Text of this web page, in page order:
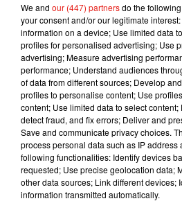
Musique
7 août 2026
Julien Lieb
dans son
7 août 2026
Madonna sort
Sensation »
We and our (447) partnersdo the
your consent and/or our legitimate
information on a device; Use limited data
profiles for personalised advertising; Use
advertising; Measure advertising
performance; Understand audiences
of data from different sources; Develop
profiles to personalise content; Use
content; Use limited data to select
detect fraud, and fix errors; Deliver and
Save and communicate privacy choices.
process personal data such as IP address
following functionalities: Identify devices
requested; Use precise geolocation data;
other data sources; Link different devices;
information transmitted automatically.